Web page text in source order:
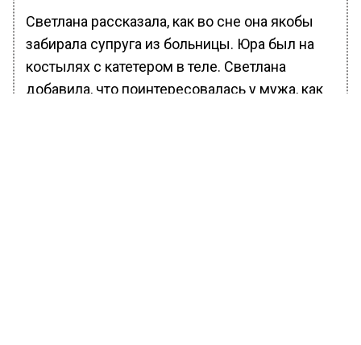
Светлана рассказала, как во сне она якобы
забирала супруга из больницы. Юра был на
костылях с катетером в теле. Светлана
добавила, что поинтересовалась у мужа, как